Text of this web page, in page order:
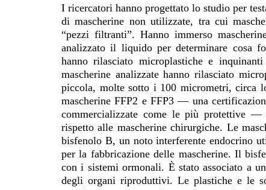
I ricercatori hanno progettato lo studio per
di mascherine non utilizzate, tra cui
“pezzi filtranti”. Hanno immerso
analizzato il liquido per determinare cosa
hanno rilasciato microplastiche e
mascherine analizzate hanno rilasciato
piccola, molte sotto i 100 micrometri, circa
mascherine FFP2 e FFP3 — una
commercializzate come le più protettive
rispetto alle mascherine chirurgiche. Le
bisfenolo B, un noto interferente endocrino
per la fabbricazione delle mascherine. Il
con i sistemi ormonali. È stato associato a
degli organi riproduttivi. Le plastiche e le